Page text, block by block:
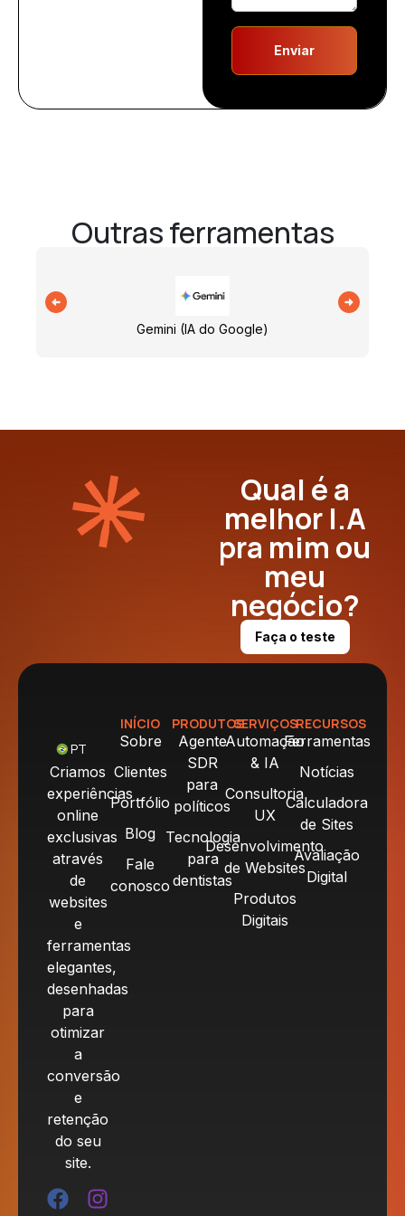
Enviar
Outras ferramentas
Gemini (IA do Google)
Qual é a
melhor I.A
pra mim ou
meu
negócio?
Faça o teste
PT
Criamos
experiências
online
exclusivas
através
de
websites
e
ferramentas
elegantes,
desenhadas
para
otimizar
a
conversão
e
retenção
do seu
site.
INÍCIO
Sobre
Clientes
Portfólio
Blog
Fale
conosco
PRODUTOS
Agente
SDR
para
políticos
Tecnologia
para
dentistas
SERVIÇOS
Automação
& IA
Consultoria
UX
Desenvolvimento
de Websites
Produtos
Digitais
RECURSOS
Ferramentas
Notícias
Calculadora
de Sites
Avaliação
Digital